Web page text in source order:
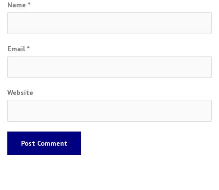
Name *
Email *
Website